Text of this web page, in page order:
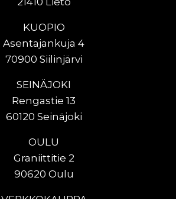
KUOPIO
Asentajankuja 4
70900 Siilinjärvi
SEINÄJOKI
Rengastie 13
60120 Seinäjoki
OULU
Graniittitie 2
90620 Oulu
VERKKOKAUPPA